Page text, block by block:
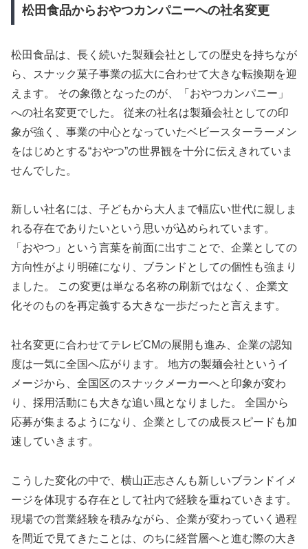
松田食品からおやつカンパニーへの社名変更
松田食品は、長く続いた製麺会社としての歴史を持ちなが
ら、スナック菓子事業の拡大に合わせて大きな転換期を迎
えます。 その象徴となったのが、「おやつカンパニー」
への社名変更でした。 従来の社名は製麺会社としての印
象が強く、事業の中心となっていたベビースターラーメン
をはじめとする“おやつ”の世界観を十分に伝えきれていま
せんでした。
新しい社名には、子どもから大人まで幅広い世代に親しま
れる存在でありたいという思いが込められています。
「おやつ」という言葉を前面に出すことで、企業としての
方向性がより明確になり、ブランドとしての個性も強まり
ました。 この変更は単なる名称の刷新ではなく、企業文
化そのものを再定義する大きな一歩だったと言えます。
社名変更に合わせてテレビCMの展開も進み、企業の認知
度は一気に全国へ広がります。 地方の製麺会社というイ
メージから、全国区のスナックメーカーへと印象が変わ
り、採用活動にも大きな追い風となりました。 全国から
応募が集まるようになり、企業としての成長スピードも加
速していきます。
こうした変化の中で、横山正志さんも新しいブランドイメ
ージを体現する存在として社内で経験を重ねていきます。
現場での営業経験を積みながら、企業が変わっていく過程
を間近で見てきたことは、のちに経営層へと進む際の大き